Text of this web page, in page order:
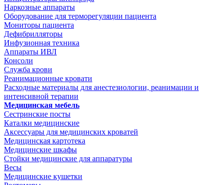
Наркозные аппараты
Оборудование для терморегуляции пациента
Мониторы пациента
Дефибрилляторы
Инфузионная техника
Аппараты ИВЛ
Консоли
Служба крови
Реанимационные кровати
Расходные материалы для анестезиологии, реанимации и
интенсивной терапии
Медицинская мебель
Сестринские посты
Каталки медицинские
Аксессуары для медицинских кроватей
Медицинская картотека
Медицинские шкафы
Стойки медицинские для аппаратуры
Весы
Медицинские кушетки